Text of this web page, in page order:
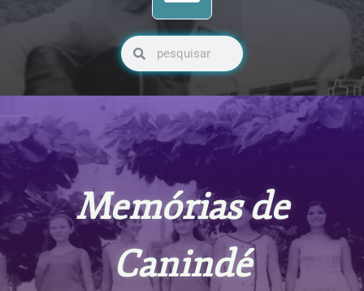
Pesquisar
Memórias de
Canindé